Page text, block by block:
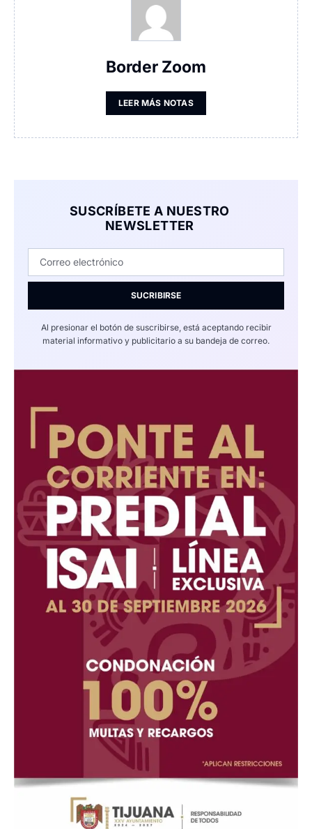
Border Zoom
LEER MÁS NOTAS
SUSCRÍBETE A NUESTRO
NEWSLETTER
SUCRIBIRSE
Al presionar el botón de suscribirse, está aceptando recibir
material informativo y publicitario a su bandeja de correo.